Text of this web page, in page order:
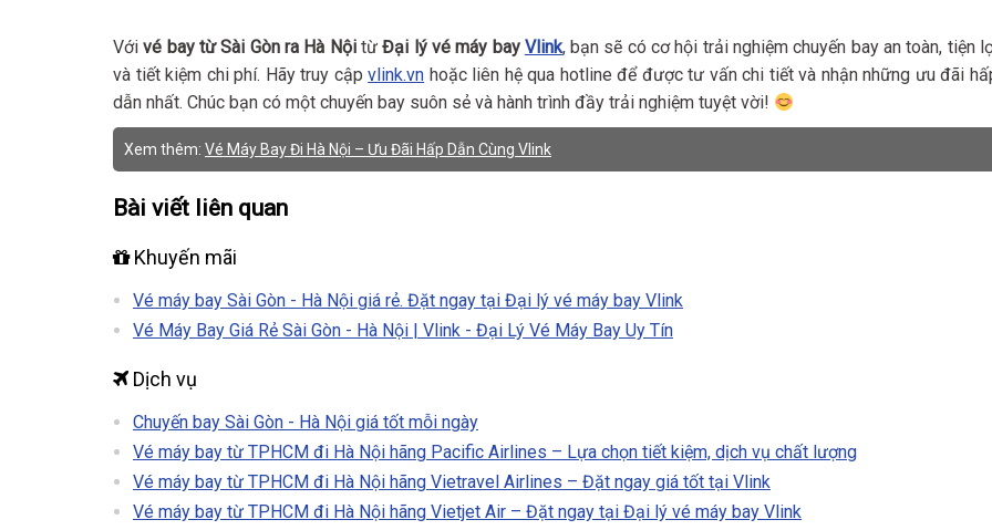
Vớivé bay từ Sài Gòn ra Hà NộitừĐại lý vé máy bay Vlink, bạn sẽ có cơ hội trải nghiệm chuyến bay an toàn, tiện
và tiết kiệm chi phí. Hãy truy cậpvlink.vn hoặc liên hệ qua hotline để được tư vấn chi tiết và nhận những ưu đãi
dẫn nhất. Chúc bạn có một chuyến bay suôn sẻ và hành trình đầy trải nghiệm tuyệt vời!
Xem thêm: Vé Máy Bay Đi Hà Nội – Ưu Đãi Hấp Dẫn Cùng Vlink
Bài viết liên quan
Khuyến mãi
Vé máy bay Sài Gòn - Hà Nội giá rẻ. Đặt ngay tại Đại lý vé máy bay Vlink
Vé Máy Bay Giá Rẻ Sài Gòn - Hà Nội | Vlink - Đại Lý Vé Máy Bay Uy Tín
Dịch vụ
Chuyến bay Sài Gòn - Hà Nội giá tốt mỗi ngày
Vé máy bay từ TPHCM đi Hà Nội hãng Pacific Airlines – Lựa chọn tiết kiệm, dịch vụ chất lượng
Vé máy bay từ TPHCM đi Hà Nội hãng Vietravel Airlines – Đặt ngay giá tốt tại Vlink
Vé máy bay từ TPHCM đi Hà Nội hãng Vietjet Air – Đặt ngay tại Đại lý vé máy bay Vlink